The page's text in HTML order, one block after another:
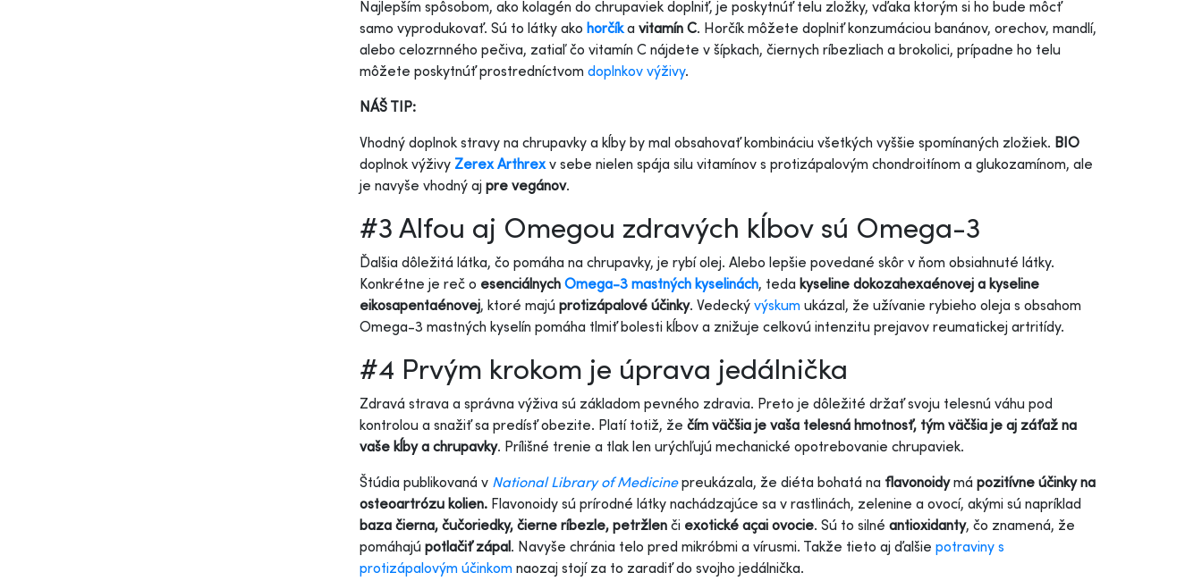
Najlepším spôsobom, ako kolagén do chrupaviek doplniť, je poskytnúť telu zložky, vďaka ktorým si ho bude môcť
samo vyprodukovať. Sú to látky ako horčík a vitamín C. Horčík môžete doplniť konzumáciou banánov, orechov, mandlí,
alebo celozrnného pečiva, zatiaľ čo vitamín C nájdete v šípkach, čiernych ríbezliach a brokolici, prípadne ho telu
môžete poskytnúť prostredníctvom doplnkov výživy.
NÁŠ TIP:
Vhodný doplnok stravy na chrupavky a kĺby by mal obsahovať kombináciu všetkých vyššie spomínaných zložiek. BIO
doplnok výživy Zerex Arthrex v sebe nielen spája silu vitamínov s protizápalovým chondroitínom a glukozamínom, ale
je navyše vhodný aj pre vegánov.
#3 Alfou aj Omegou zdravých kĺbov sú Omega-3
Ďalšia dôležitá látka, čo pomáha na chrupavky, je rybí olej. Alebo lepšie povedané skôr v ňom obsiahnuté látky.
Konkrétne je reč o esenciálnych Omega-3 mastných kyselinách, teda kyseline dokozahexaénovej a kyseline
eikosapentaénovej, ktoré majú protizápalové účinky. Vedecký výskum ukázal, že užívanie rybieho oleja s obsahom
Omega-3 mastných kyselín pomáha tlmiť bolesti kĺbov a znižuje celkovú intenzitu prejavov reumatickej artritídy.
#4 Prvým krokom je úprava jedálnička
Zdravá strava a správna výživa sú základom pevného zdravia. Preto je dôležité držať svoju telesnú váhu pod
kontrolou a snažiť sa predísť obezite. Platí totiž, že čím väčšia je vaša telesná hmotnosť, tým väčšia je aj záťaž na
vaše kĺby a chrupavky. Prílišné trenie a tlak len urýchľujú mechanické opotrebovanie chrupaviek.
Štúdia publikovaná v National Library of Medicine preukázala, že diéta bohatá na flavonoidymá pozitívne účinky na
osteoartrózu kolien. Flavonoidy sú prírodné látky nachádzajúce sa v rastlinách, zelenine a ovocí, akými sú napríklad
baza čierna, čučoriedky, čierne ríbezle, petržlen či exotické açai ovocie. Sú to silné antioxidanty, čo znamená, že
pomáhajú potlačiť zápal. Navyše chránia telo pred mikróbmi a vírusmi. Takže tieto aj ďalšie potraviny s
protizápalovým účinkom naozaj stojí za to zaradiť do svojho jedálnička.